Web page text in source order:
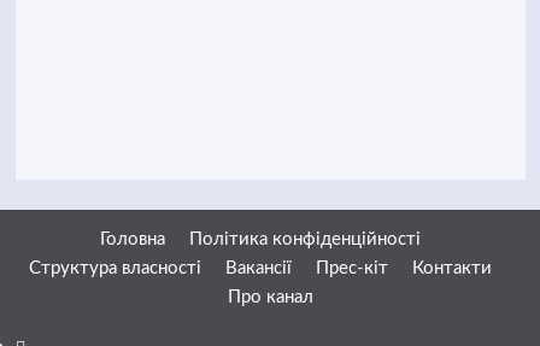
Головна
Політика конфіденційності
Структура власності
Вакансії Прес-кіт
Контакти
Про канал